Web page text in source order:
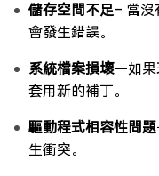
儲存空間不足– 當沒
會發生錯誤。
系統檔案損壞－如
套用新的補丁。
驅動程式相容性問題
生衝突。